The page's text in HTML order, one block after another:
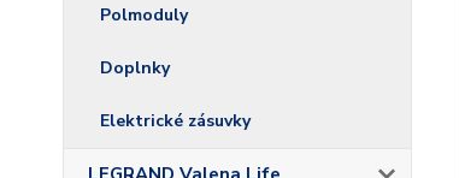
Polmoduly
Doplnky
Elektrické zásuvky